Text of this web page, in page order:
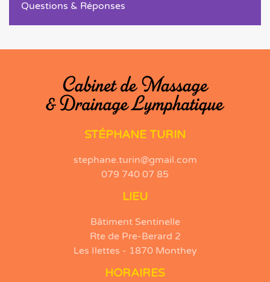
Questions & Réponses
LIEU
Bâtiment Sentinelle
Rte de Pre-Berard 2
Les Ilettes - 1870 Monthey
STÉPHANE TURIN
stephane.turin@gmail.com
079 740 07 85
HORAIRES